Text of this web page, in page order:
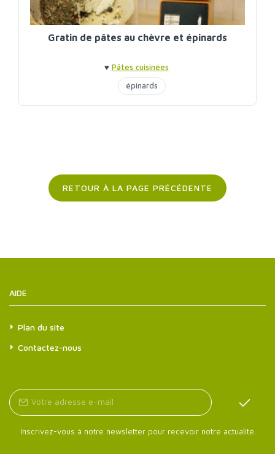
Gratin de pâtes au chèvre et épinards
♥ Pâtes cuisinées
épinards
RETOUR À LA PAGE PRÉCÉDENTE
AIDE
Plan du site
Contactez-nous
Inscrivez-vous à notre newsletter pour recevoir notre actualité.